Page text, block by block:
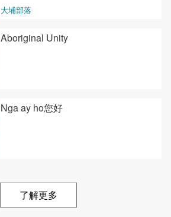
大埔部落
Aboriginal Unity
Nga ay ho您好
了解更多